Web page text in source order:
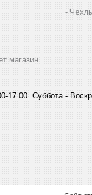
магазин
17.00. Суббота -